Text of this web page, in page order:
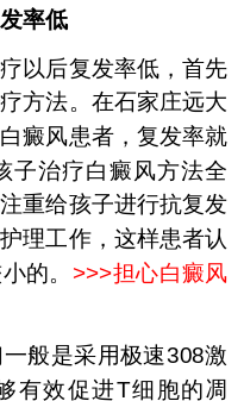
率低
后复发率低，首先
方法。在石家庄远大
癜风患者，复发率就
子治疗白癜风方法全
重给孩子进行抗复发
理工作，这样患者认
的。 >>>担心白癜风
般是采用极速308激
有效促进T细胞的凋